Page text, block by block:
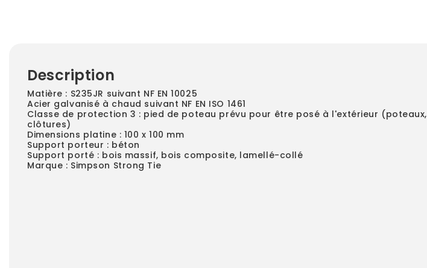
Description
Matière : S235JR suivant NF EN 10025
Acier galvanisé à chaud suivant NF EN ISO 1461
Classe de protection 3 : pied de poteau prévu pour être posé à l'extérieur (poteaux,
clôtures)
Dimensions platine : 100 x 100 mm
Support porteur : béton
Support porté : bois massif, bois composite, lamellé-collé
Marque : Simpson Strong Tie